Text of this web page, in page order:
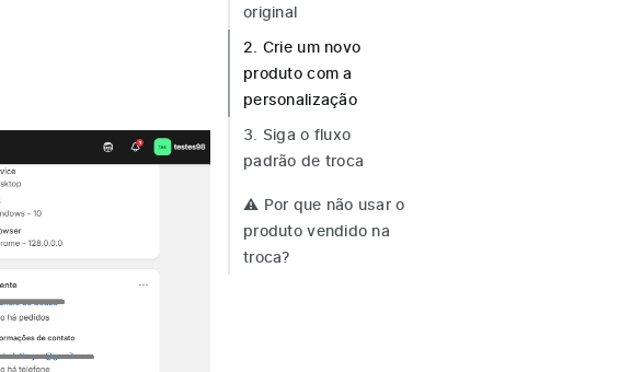
original
2. Crie um novo
produto com a
personalização
3. Siga o fluxo
padrão de troca
⚠️ Por que não usar o
produto vendido na
troca?